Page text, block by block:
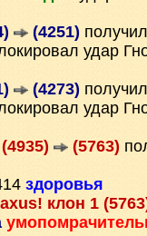
(4251)
удар
(4273)
удар
(5763)
здоровья
клон 1